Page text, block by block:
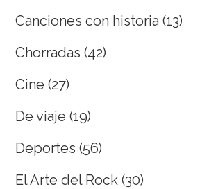
Canciones con historia (13)
Chorradas (42)
Cine (27)
De viaje (19)
Deportes (56)
El Arte del Rock (30)